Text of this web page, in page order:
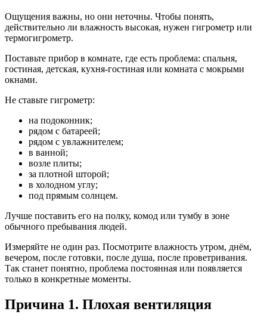
Ощущения важны, но они неточны. Чтобы понять,
действительно ли влажность высокая, нужен гигрометр или
термогигрометр.
Поставьте прибор в комнате, где есть проблема: спальня,
гостиная, детская, кухня-гостиная или комната с мокрыми
окнами.
Не ставьте гигрометр:
на подоконник;
рядом с батареей;
рядом с увлажнителем;
в ванной;
возле плиты;
за плотной шторой;
в холодном углу;
под прямым солнцем.
Лучше поставить его на полку, комод или тумбу в зоне
обычного пребывания людей.
Измеряйте не один раз. Посмотрите влажность утром, днём,
вечером, после готовки, после душа, после проветривания.
Так станет понятно, проблема постоянная или появляется
только в конкретные моменты.
Причина 1. Плохая вентиляция